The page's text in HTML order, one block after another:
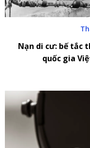
Nạn di cư: bế tắc
quốc gia